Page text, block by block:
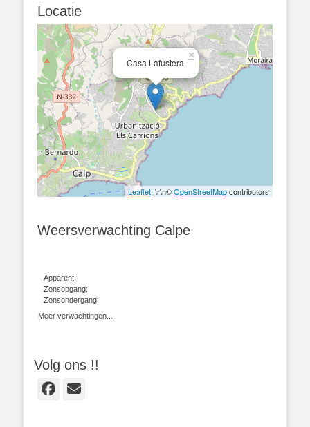
Locatie
Casa Lafustera
×
Leaflet, \r\n©OpenStreetMapcontributors
Weersverwachting Calpe
Apparent:
Zonsopgang:
Zonsondergang:
Meer verwachtingen...
Volg ons !!
Facebook
E-